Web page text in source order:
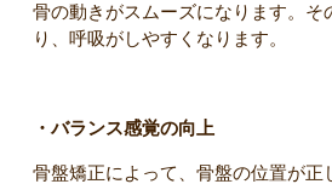
骨の動きがスムーズになります。そ
り、呼吸がしやすくなります。
・バランス感覚の向上
骨盤矯正によって、骨盤の位置が正